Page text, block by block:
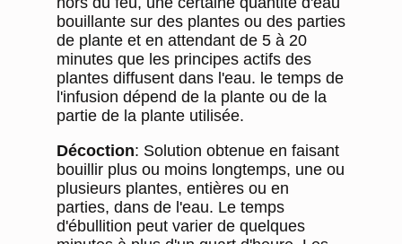
bouillante sur des plantes ou des parties
de plante et en attendant de 5 à 20
minutes que les principes actifs des
plantes diffusent dans l'eau. le temps de
l'infusion dépend de la plante ou de la
partie de la plante utilisée.
Décoction: Solution obtenue en faisant
bouillir plus ou moins longtemps, une ou
plusieurs plantes, entières ou en
parties, dans de l'eau. Le temps
d'ébullition peut varier de quelques